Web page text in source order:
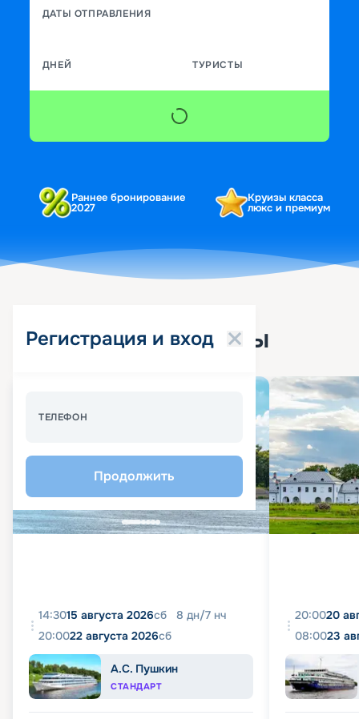
ДАТЫ ОТПРАВЛЕНИЯ
ДНЕЙ ТУРИСТЫ
Раннее бронирование
2027
Круизы класса
люкс и премиум
Регистрация и вход
ТЕЛЕФОН
Продолжить
Популярные круизы
14:3015 августа 2026сб 8 дн/7 нч
20:0022 августа 2026сб
А.С. Пушкин
СТАНДАРТ
20:0020
08:0023